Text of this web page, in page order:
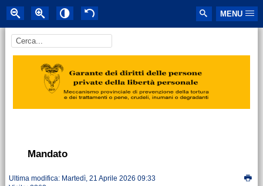
MENU
Mandato
Ultima modifica: Martedì, 21 Aprile 2026 09:33